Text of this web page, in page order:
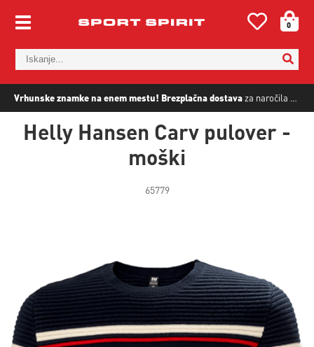
Vrhunske znamke na enem mestu! Brezplačna dostavaza naročila nad
0
Helly Hansen Carv pulover -
moški
65779